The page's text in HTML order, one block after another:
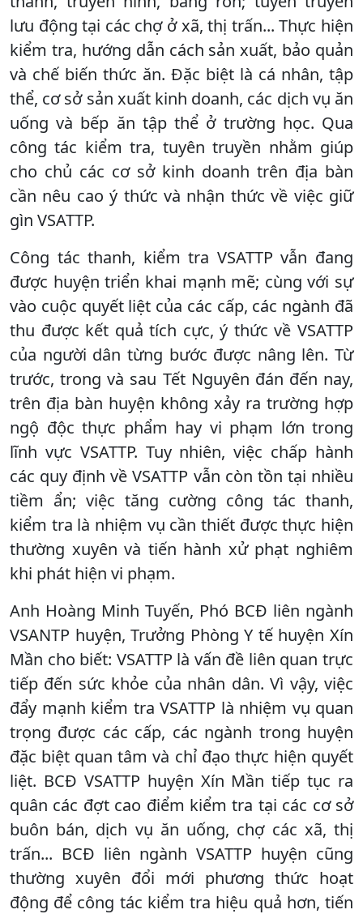
lưu động tại các chợ ở xã, thị trấn... Thực hiện
kiểm tra, hướng dẫn cách sản xuất, bảo quản
và chế biến thức ăn. Đặc biệt là cá nhân, tập
thể, cơ sở sản xuất kinh doanh, các dịch vụ ăn
uống và bếp ăn tập thể ở trường học. Qua
công tác kiểm tra, tuyên truyền nhằm giúp
cho chủ các cơ sở kinh doanh trên địa bàn
cần nêu cao ý thức và nhận thức về việc giữ
gìn VSATTP.
Công tác thanh, kiểm tra VSATTP vẫn đang
được huyện triển khai mạnh mẽ; cùng với sự
vào cuộc quyết liệt của các cấp, các ngành đã
thu được kết quả tích cực, ý thức về VSATTP
của người dân từng bước được nâng lên. Từ
trước, trong và sau Tết Nguyên đán đến nay,
trên địa bàn huyện không xảy ra trường hợp
ngộ độc thực phẩm hay vi phạm lớn trong
lĩnh vực VSATTP. Tuy nhiên, việc chấp hành
các quy định về VSATTP vẫn còn tồn tại nhiều
tiềm ẩn; việc tăng cường công tác thanh,
kiểm tra là nhiệm vụ cần thiết được thực hiện
thường xuyên và tiến hành xử phạt nghiêm
khi phát hiện vi phạm.
Anh Hoàng Minh Tuyến, Phó BCĐ liên ngành
VSANTP huyện, Trưởng Phòng Y tế huyện Xín
Mần cho biết: VSATTP là vấn đề liên quan trực
tiếp đến sức khỏe của nhân dân. Vì vậy, việc
đẩy mạnh kiểm tra VSATTP là nhiệm vụ quan
trọng được các cấp, các ngành trong huyện
đặc biệt quan tâm và chỉ đạo thực hiện quyết
liệt. BCĐ VSATTP huyện Xín Mần tiếp tục ra
quân các đợt cao điểm kiểm tra tại các cơ sở
buôn bán, dịch vụ ăn uống, chợ các xã, thị
trấn... BCĐ liên ngành VSATTP huyện cũng
thường xuyên đổi mới phương thức hoạt
động để công tác kiểm tra hiệu quả hơn, tiến